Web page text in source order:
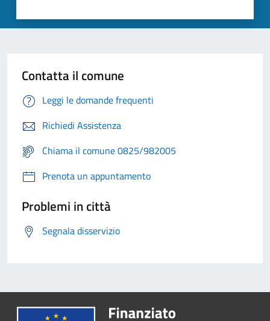
Contatta il comune
Leggi le domande frequenti
Richiedi Assistenza
Chiama il comune 0825/982005
Prenota un appuntamento
Problemi in città
Segnala disservizio